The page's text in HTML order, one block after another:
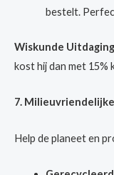
bestelt.
Wiskunde Uitdaging
kost hij dan met 15%
7.
Help de planeet en